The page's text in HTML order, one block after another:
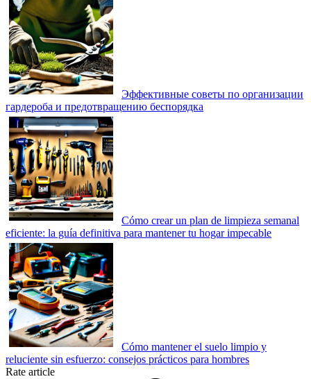
Эффективные советы по организации
гардероба и предотвращению беспорядка
Cómo crear un plan de limpieza semanal
eficiente: la guía definitiva para mantener tu hogar impecable
Cómo mantener el suelo limpio y
reluciente sin esfuerzo: consejos prácticos para hombres
Rate article